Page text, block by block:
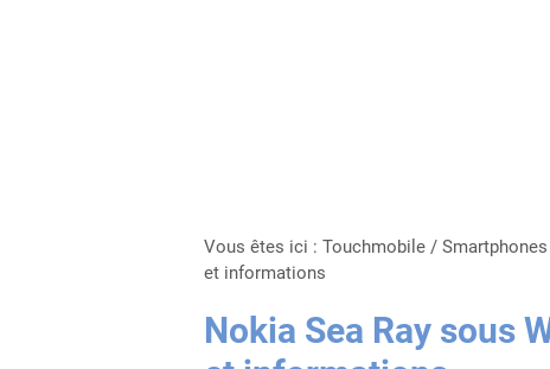
Vous êtes ici : Touchmobile / Smartphones
et informations
Nokia Sea Ray sous